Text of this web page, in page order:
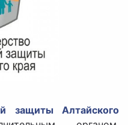
защиты Алтайского